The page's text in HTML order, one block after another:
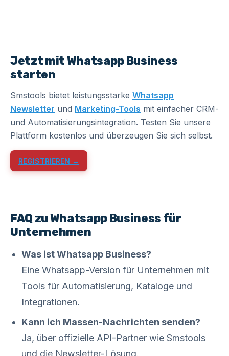
Jetzt mit Whatsapp Business
starten
Smstools bietet leistungsstarke Whatsapp
Newsletter und Marketing-Tools mit einfacher CRM-
und Automatisierungsintegration. Testen Sie unsere
Plattform kostenlos und überzeugen Sie sich selbst.
REGISTRIEREN →
FAQ zu Whatsapp Business für
Unternehmen
Was ist Whatsapp Business?
Eine Whatsapp-Version für Unternehmen mit
Tools für Automatisierung, Kataloge und
Integrationen.
Kann ich Massen-Nachrichten senden?
Ja, über offizielle API-Partner wie Smstools
und die Newsletter-Lösung.